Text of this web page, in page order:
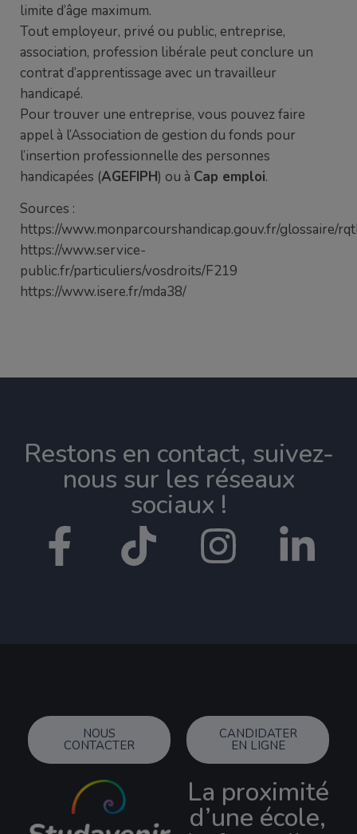
limite d’âge maximum.
Tout employeur, privé ou public, entreprise,
association, profession libérale peut conclure un
contrat d’apprentissage avec un travailleur
handicapé.
Pour trouver une entreprise, vous pouvez faire
appel à l’Association de gestion du fonds pour
l’insertion professionnelle des personnes
handicapées (AGEFIPH) ou à Cap emploi.
Sources :
https://www.monparcourshandicap.gouv.fr/glossaire/
https://www.service-
public.fr/particuliers/vosdroits/F219
https://www.isere.fr/mda38/
Restons en contact, suivez-
nous sur les réseaux
sociaux !​
NOUS
CONTACTER
CANDIDATER
EN LIGNE
La proximité
d’une école,